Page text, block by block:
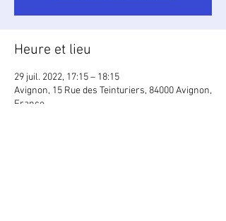
Heure et lieu
29 juil. 2022, 17:15 – 18:15
Avignon, 15 Rue des Teinturiers, 84000 Avignon,
France